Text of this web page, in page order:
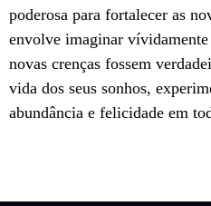
poderosa para fortalecer as
envolve imaginar vívidamente
novas crenças fossem
vida dos seus sonhos,
abundância e felicidade em